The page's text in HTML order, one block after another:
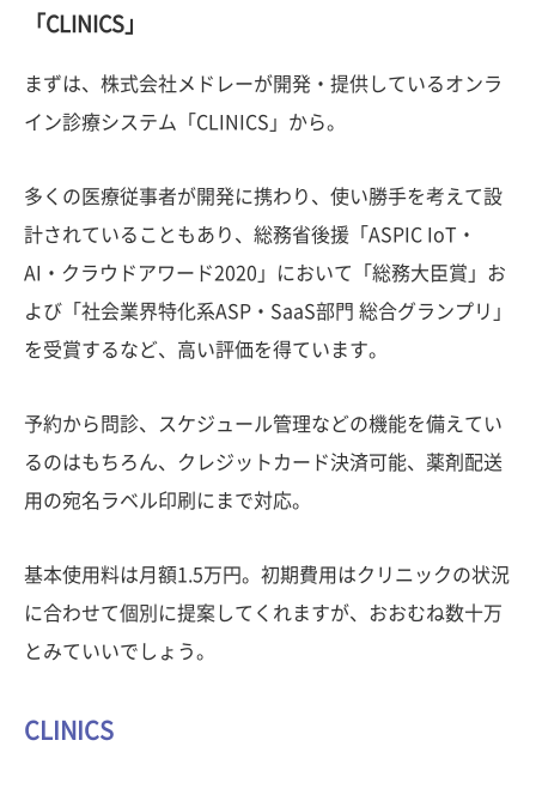
「CLINICS」
まずは、株式会社メドレーが開発・提供しているオンラ
イン診療システム「CLINICS」から。
多くの医療従事者が開発に携わり、使い勝手を考えて設
計されていることもあり、総務省後援「ASPIC IoT・
AI・クラウドアワード2020」において「総務大臣賞」お
よび「社会業界特化系ASP・SaaS部門 総合グランプリ」
を受賞するなど、高い評価を得ています。
予約から問診、スケジュール管理などの機能を備えてい
るのはもちろん、クレジットカード決済可能、薬剤配送
用の宛名ラベル印刷にまで対応。
基本使用料は月額1.5万円。初期費用はクリニックの状況
に合わせて個別に提案してくれますが、おおむね数十万
とみていいでしょう。
CLINICS